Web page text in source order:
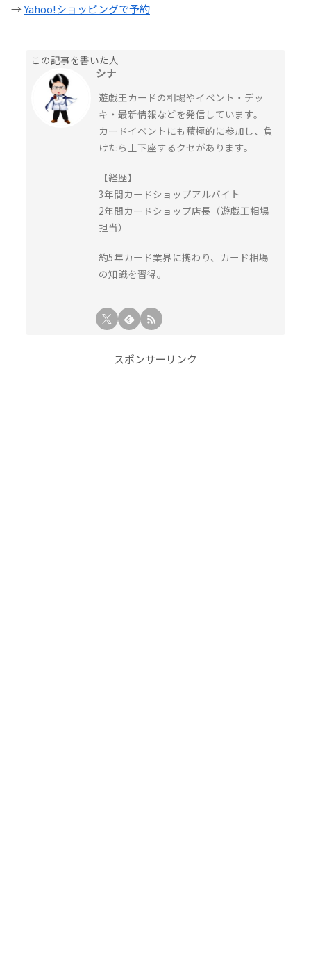
→Yahoo!ショッピングで予約
この記事を書いた人
シナ
遊戯王カードの相場やイベント・デッ
キ・最新情報などを発信しています。
カードイベントにも積極的に参加し、負
けたら土下座するクセがあります。
【経歴】
3年間カードショップアルバイト
2年間カードショップ店長（遊戯王相場
担当）
約5年カード業界に携わり、カード相場
の知識を習得。
スポンサーリンク